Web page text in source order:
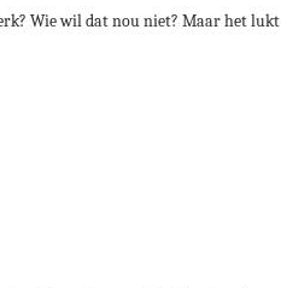
Wie wil dat nou niet? Maar het lukt